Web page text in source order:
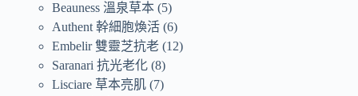
Beauness 溫泉草本 5
Authent 幹細胞煥活 6
Embelir 雙靈芝抗老 12
Saranari 抗光老化 8
Lisciare 草本亮肌 7